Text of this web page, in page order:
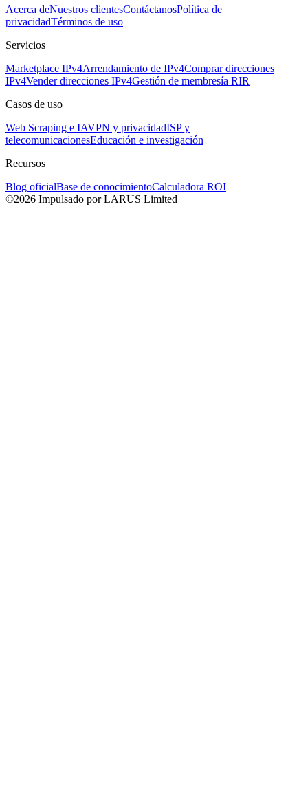
Acerca deNuestros clientesContáctanosPolítica de
privacidadTérminos de uso
Servicios
Marketplace IPv4Arrendamiento de IPv4Comprar direcciones
IPv4Vender direcciones IPv4Gestión de membresía RIR
Casos de uso
Web Scraping e IAVPN y privacidadISP y
telecomunicacionesEducación e investigación
Recursos
Blog oficialBase de conocimientoCalculadora ROI
©2026 Impulsado por LARUS Limited